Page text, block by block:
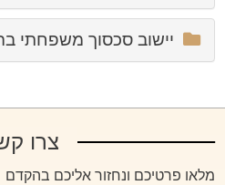
יישוב סכסוך משפחתי
צרו
מלאו פרטיכם ונחזור אליכם בהקדם